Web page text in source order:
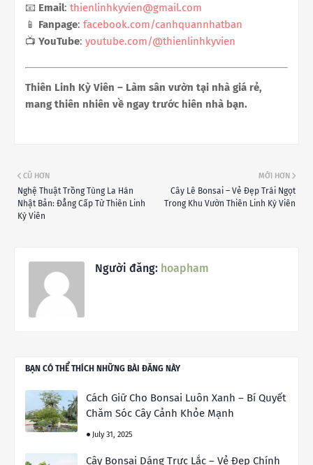
📧 Email: thienlinhkyvien@gmail.com
📱 Fanpage: facebook.com/canhquannhatban
📺 YouTube: youtube.com/@thienlinhkyvien
Thiên Linh Kỳ Viên – Làm sân vườn tại nhà giá rẻ,
mang thiên nhiên về ngay trước hiên nhà bạn.
MỚI HƠN
Cây Lê Bonsai – Vẻ Đẹp Trái Ngọt
Trong Khu Vườn Thiên Linh Kỳ Viên
CŨ HƠN
Nghệ Thuật Trồng Tùng La Hán
Nhật Bản: Đẳng Cấp Từ Thiên Linh
Kỳ Viên
Người đăng: hoapham
BẠN CÓ THỂ THÍCH NHỮNG BÀI ĐĂNG NÀY
Cách Giữ Cho Bonsai Luôn Xanh – Bí Quyết
Chăm Sóc Cây Cảnh Khỏe Mạnh
July 31, 2025
Cây Bonsai Dáng Trực Lắc – Vẻ Đẹp Chính